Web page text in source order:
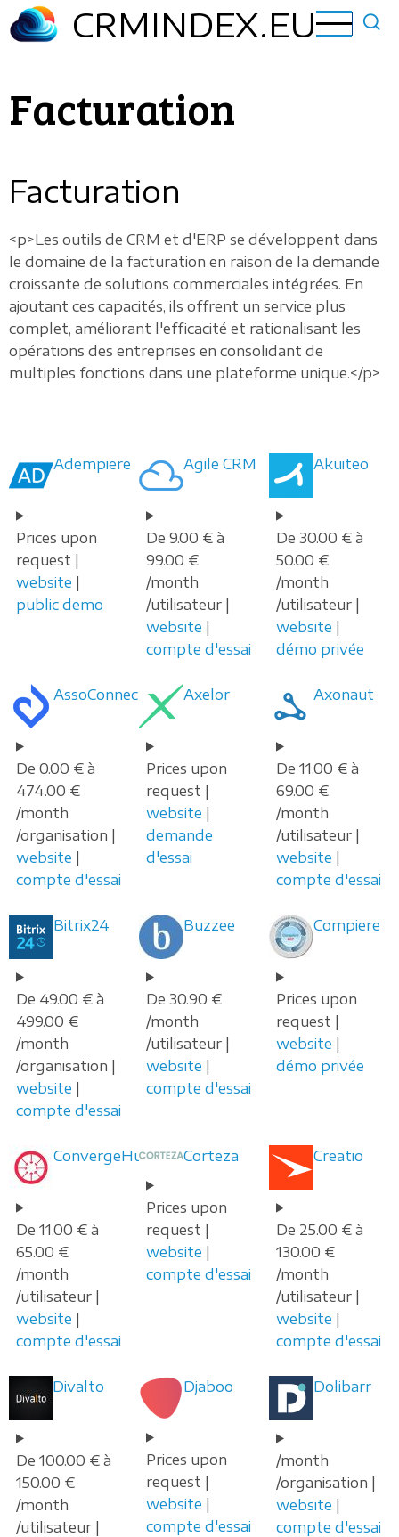
Aller
au
CRMINDEX.EU
Facturation
Facturation
<p>Les outils de CRM et d'ERP se développent dans
le domaine de la facturation en raison de la demande
croissante de solutions commerciales intégrées. En
ajoutant ces capacités, ils offrent un service plus
complet, améliorant l'efficacité et rationalisant les
opérations des entreprises en consolidant de
multiples fonctions dans une plateforme unique.</p>
Adempiere
Prices upon
request |
website |
public demo
Agile CRM
De 9.00 € à
99.00 €
/month
/utilisateur |
website |
compte d'essai
Akuiteo
De 30.00 € à
50.00 €
/month
/utilisateur |
website |
démo privée
AssoConnect
De 0.00 € à
474.00 €
/month
/organisation |
website |
compte d'essai
Axelor
Prices upon
request |
website |
demande
d'essai
Axonaut
De 11.00 € à
69.00 €
/month
/utilisateur |
website |
compte d'essai
Bitrix24
De 49.00 € à
499.00 €
/month
/organisation |
website |
compte d'essai
Buzzee
De 30.90 €
/month
/utilisateur |
website |
compte d'essai
Compiere
Prices upon
request |
website |
démo privée
ConvergeHub
De 11.00 € à
65.00 €
/month
/utilisateur |
website |
compte d'essai
Corteza
Prices upon
request |
website |
compte d'essai
Creatio
De 25.00 € à
130.00 €
/month
/utilisateur |
website |
compte d'essai
Divalto
De 100.00 € à
150.00 €
/month
/utilisateur |
Djaboo
Prices upon
request |
website |
compte d'essai
Dolibarr
/month
/organisation |
website |
compte d'essai